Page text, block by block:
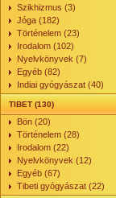
Szikhizmus (3)
Jóga (182)
Történelem (23)
Irodalom (102)
Nyelvkönyvek (7)
Egyéb (82)
Indiai gyógyászat (40)
TIBET (130)
Bön (20)
Történelem (28)
Irodalom (22)
Nyelvkönyvek (12)
Egyéb (67)
Tibeti gyógyászat (22)